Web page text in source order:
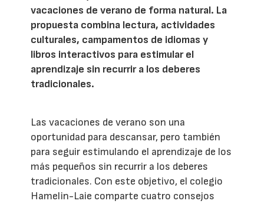
vacaciones de verano de forma natural. La
propuesta combina lectura, actividades
culturales, campamentos de idiomas y
libros interactivos para estimular el
aprendizaje sin recurrir a los deberes
tradicionales.
Las vacaciones de verano son una
oportunidad para descansar, pero también
para seguir estimulando el aprendizaje de los
más pequeños sin recurrir a los deberes
tradicionales. Con este objetivo, el colegio
Hamelin-Laie comparte cuatro consejos